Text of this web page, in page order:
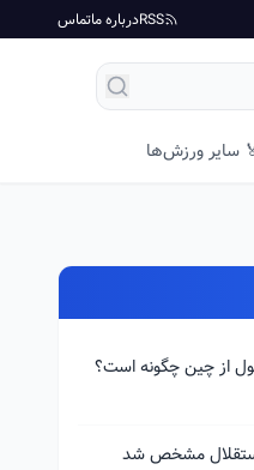
RSSدرباره ماتماس
سایر ورزش‌ها
از چین چگونه است؟
مشخص شد